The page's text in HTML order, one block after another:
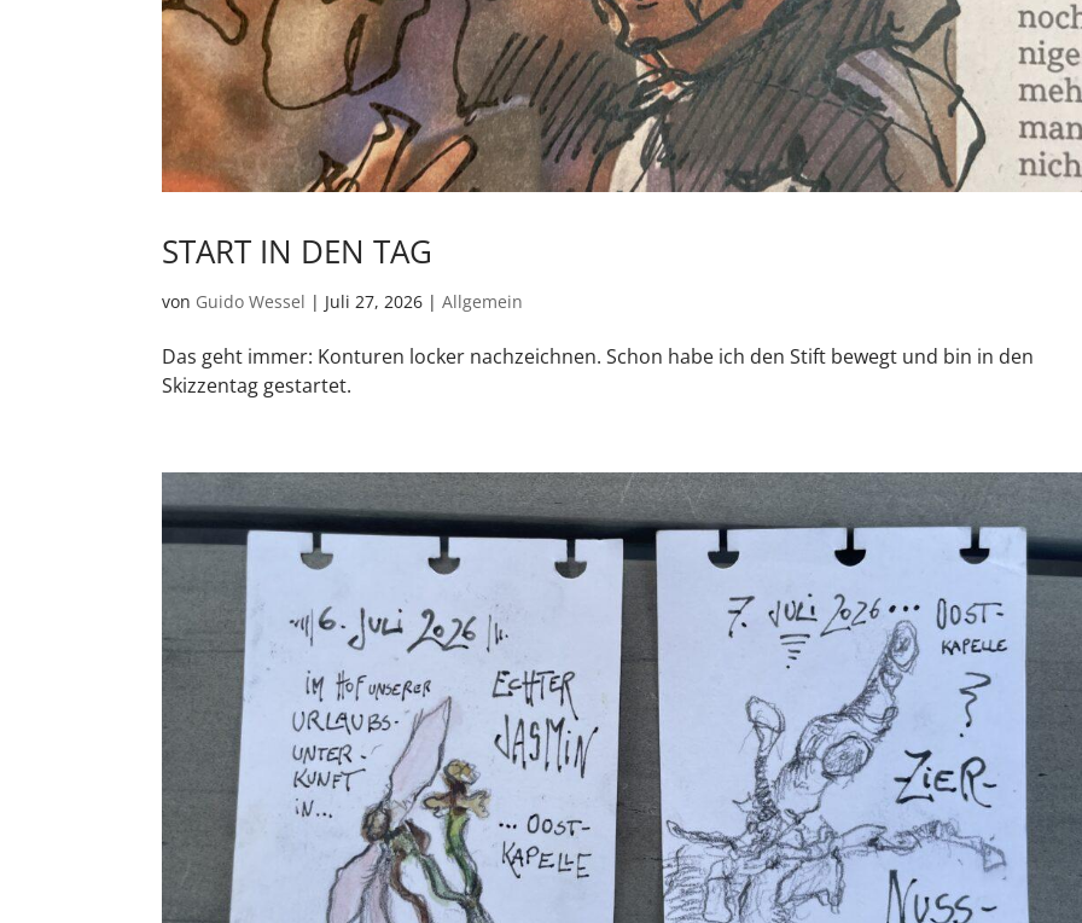
START IN DEN TAG
von Guido Wessel | Juli 27, 2026 |Allgemein
Das geht immer: Konturen locker nachzeichnen. Schon habe ich den Stift bewegt und bin in den
Skizzentag gestartet.